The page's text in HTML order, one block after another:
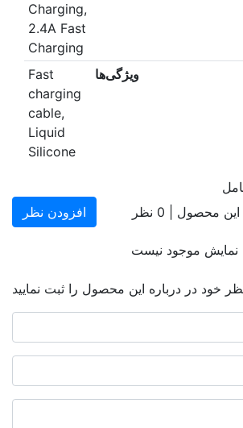
Charging,
2.4A Fast
Charging
ویژگی‌ها
Fast
charging
cable,
Liquid
Silicone
این محصول | 0 نظر افزودن نظر
موجود نیست
خود در درباره این محصول را ثبت نمایید